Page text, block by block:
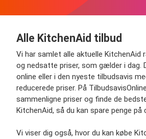
Alle KitchenAid tilbud
Vi har samlet alle aktuelle KitchenAid
og nedsatte priser, som gælder i dag.
online eller i den nyeste tilbudsavis
reducerede priser. På
sammenligne priser og finde de
KitchenAid, så du kan spare penge
Vi viser dig også, hvor du kan købe